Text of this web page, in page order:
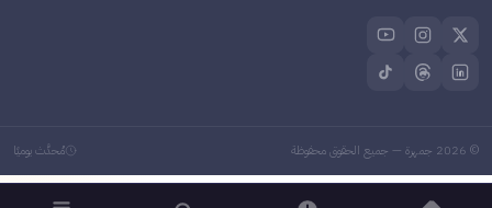
©
2026 جمهرة — جميع الحقوق محفوظة مُحدَّث يوميًا